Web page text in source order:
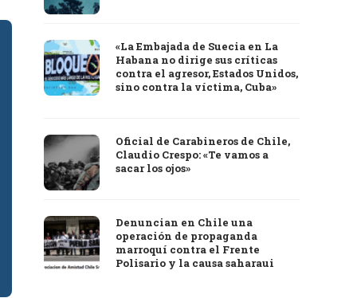
«La Embajada de Suecia en La
Habana no dirige sus críticas
contra el agresor, Estados Unidos,
sino contra la víctima, Cuba»
Oficial de Carabineros de Chile,
Claudio Crespo: «Te vamos a
sacar los ojos»
Denuncian en Chile una
operación de propaganda
marroquí contra el Frente
Polisario y la causa saharaui